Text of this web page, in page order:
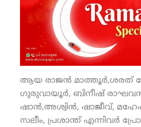
ആയ രാജന്‍ മാത്തൂര്‍,ശരത്
ഗുരുവായൂര്‍, ബിനീഷ്
ഷാന്‍,അശ്വിന്‍, ഷാജീവ്,
സലീം, പ്രശാന്ത് എന്നിവര്‍